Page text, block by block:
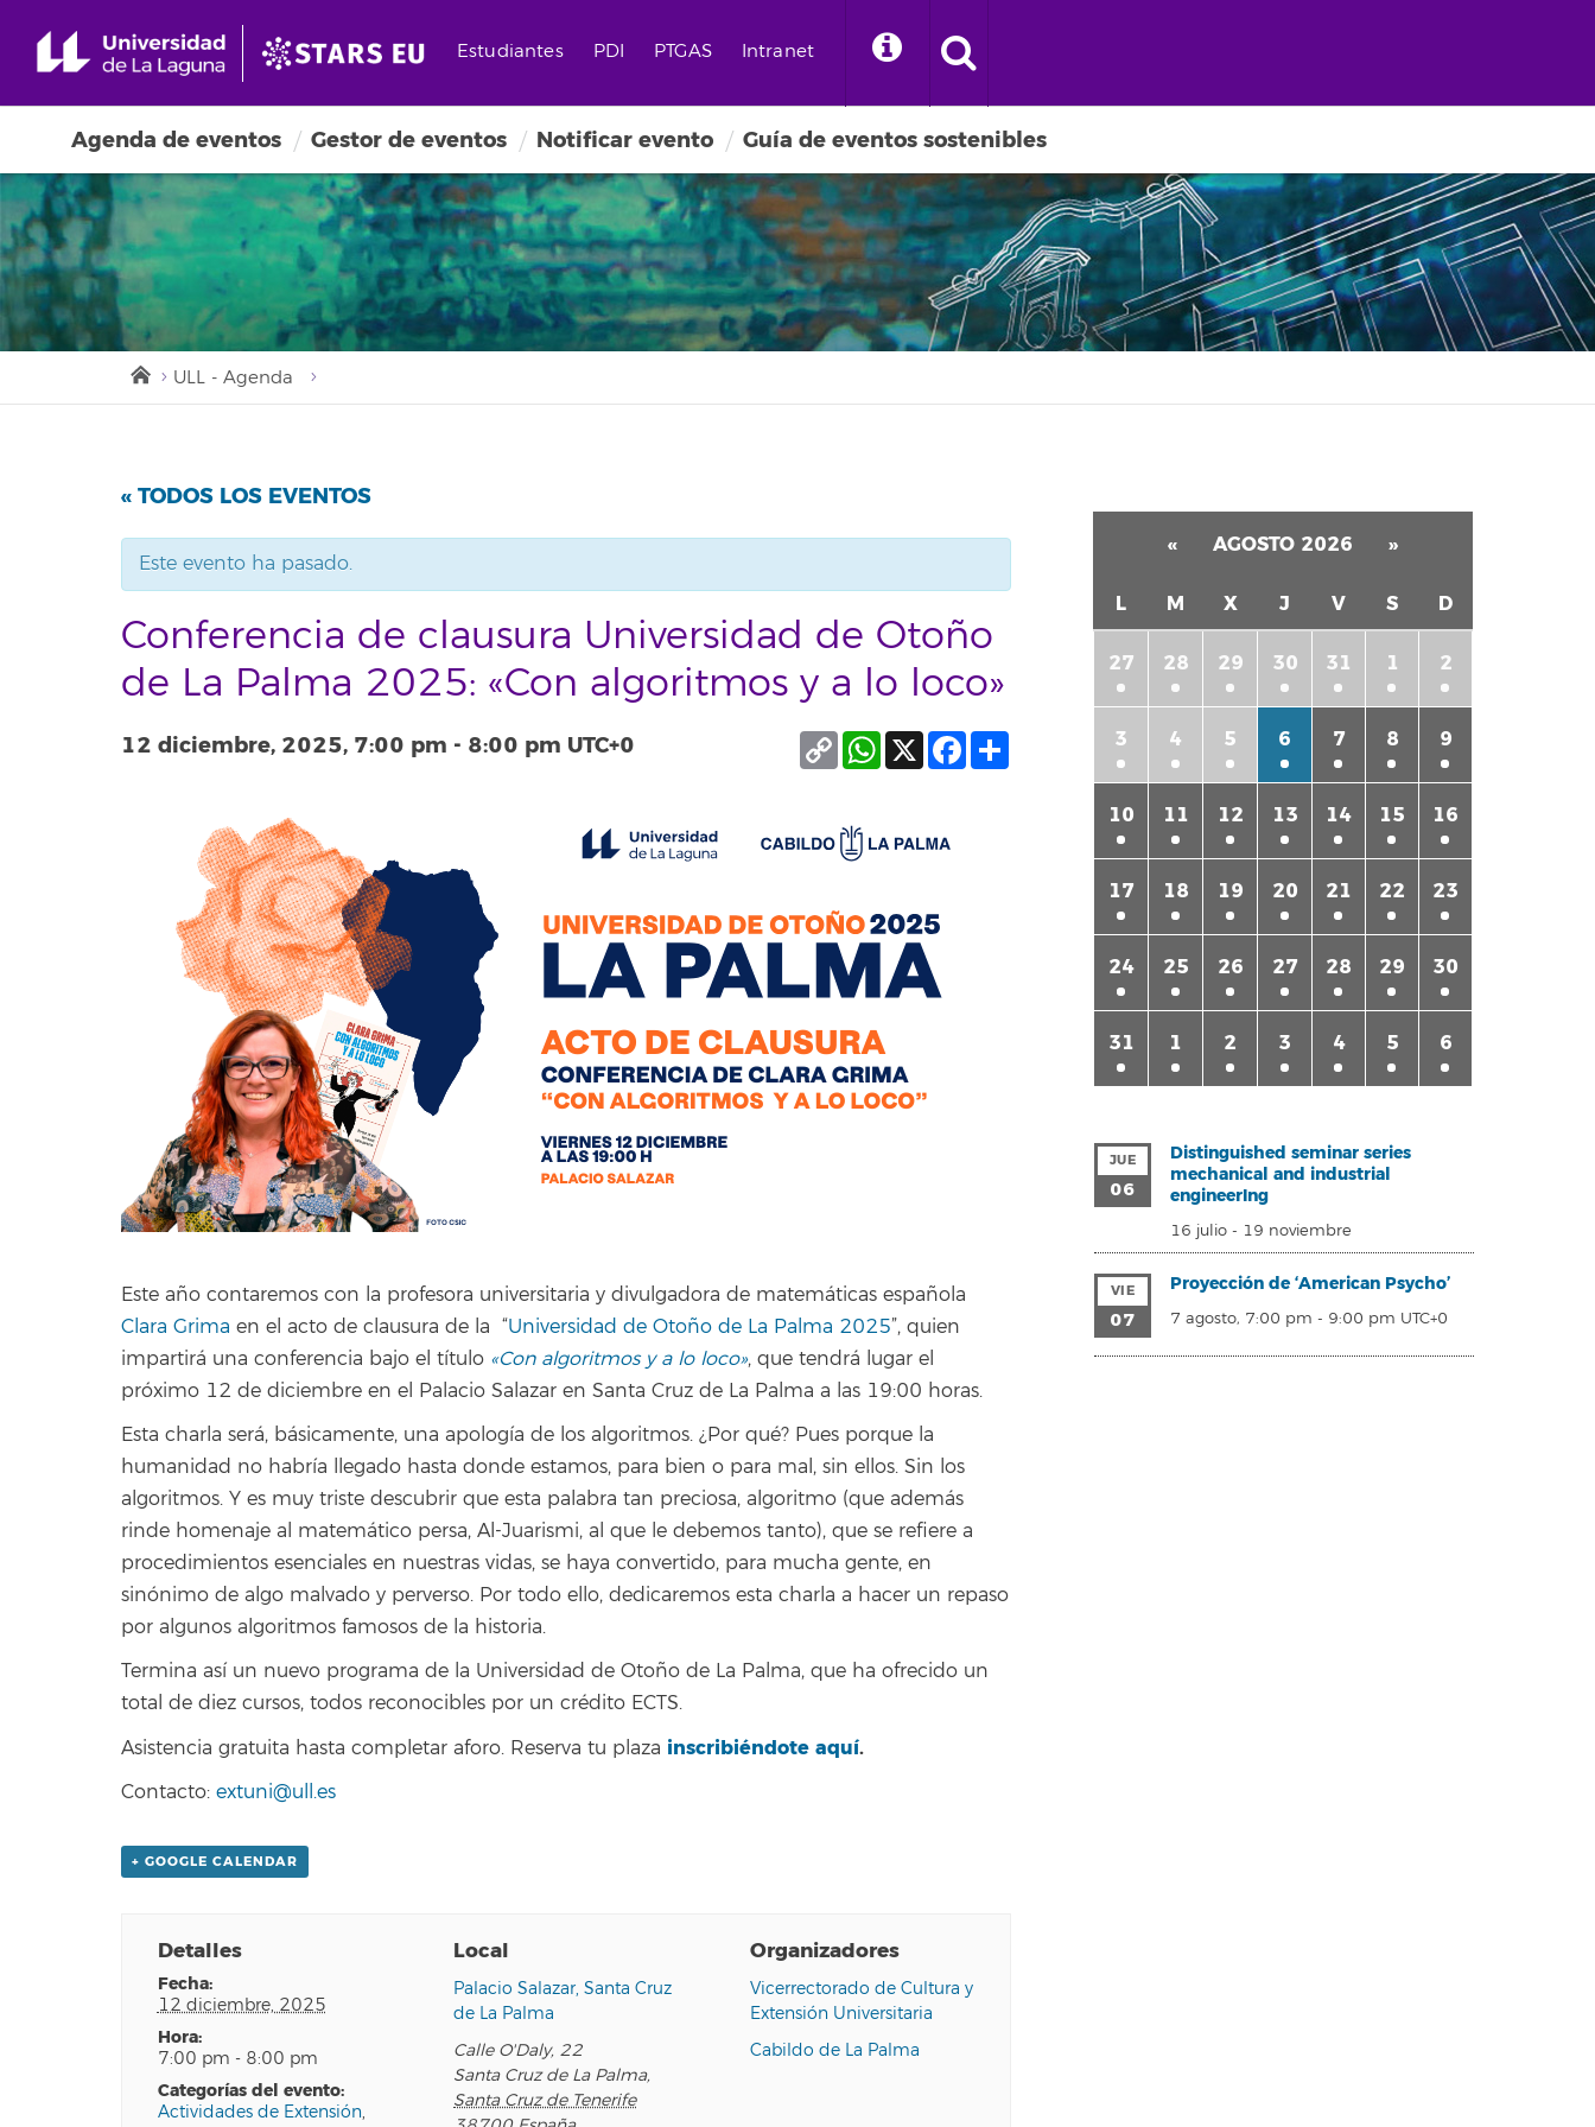
Estudiantes PDI PTGAS Intranet
Agenda de eventos Gestor de eventos Notificar evento Guía de eventos sostenibles
ULL - Agenda
« TODOS LOS EVENTOS
Este evento ha pasado.
Conferencia de clausura Universidad de Otoño
de La Palma 2025: «Con algoritmos y a lo loco»
12 diciembre, 2025, 7:00 pm - 8:00 pm UTC+0 Facebook
X
WhatsApp
Copy
Link
Este año contaremos con la profesora universitaria y divulgadora de matemáticas española
Clara Grima en el acto de clausura de la “Universidad de Otoño de La Palma 2025”, quien
impartirá una conferencia bajo el título «Con algoritmos y a lo loco», que tendrá lugar el
próximo 12 de diciembre en el Palacio Salazar en Santa Cruz de La Palma a las 19:00 horas.
Esta charla será, básicamente, una apología de los algoritmos. ¿Por qué? Pues porque la
humanidad no habría llegado hasta donde estamos, para bien o para mal, sin ellos. Sin los
algoritmos. Y es muy triste descubrir que esta palabra tan preciosa, algoritmo (que además
rinde homenaje al matemático persa, Al-Juarismi, al que le debemos tanto), que se refiere a
procedimientos esenciales en nuestras vidas, se haya convertido, para mucha gente, en
sinónimo de algo malvado y perverso. Por todo ello, dedicaremos esta charla a hacer un repaso
por algunos algoritmos famosos de la historia.
Termina así un nuevo programa de la Universidad de Otoño de La Palma, que ha ofrecido un
total de diez cursos, todos reconocibles por un crédito ECTS.
Asistencia gratuita hasta completar aforo. Reserva tu plaza inscribiéndote aquí.
Contacto: extuni@ull.es
+ GOOGLE CALENDAR
Detalles
fecha:
12 diciembre, 2025
hora:
7:00 pm - 8:00 pm
categorías del evento:
Actividades de Extensión,
Local
Palacio Salazar, Santa Cruz
de La Palma
Calle O'Daly, 22
Santa Cruz de La Palma,
Santa Cruz de Tenerife
Organizadores
Vicerrectorado de Cultura y
Extensión Universitaria
Cabildo de La Palma
« AGOSTO 2026 »
L M X J V S D
27 28 29 30 31 1 2
3 4 5 6 7 8 9
10 11 12 13 14 15 16
17 18 19 20 21 22 23
24 25 26 27 28 29 30
31 1 2 3 4 5 6
JUE
06
Distinguished seminar series
mechanical and industrial
engineerIng
16 julio - 19 noviembre
VIE
07
Proyección de ‘American Psycho’
7 agosto, 7:00 pm - 9:00 pm UTC+0